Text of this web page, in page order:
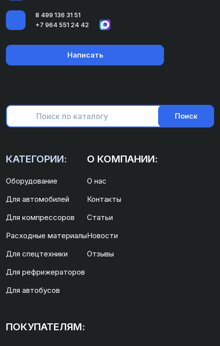
8 499 136 31 51
+7 964 551 24 42
Написать
Поиск
КАТЕГОРИИ:
Оборудование
Для автомобилей
Для компрессоров
Расходные материалы
Для спецтехники
Для рефрижераторов
Для автобусов
О КОМПАНИИ:
О нас
Контакты
Статьи
Новости
Отзывы
ПОКУПАТЕЛЯМ: